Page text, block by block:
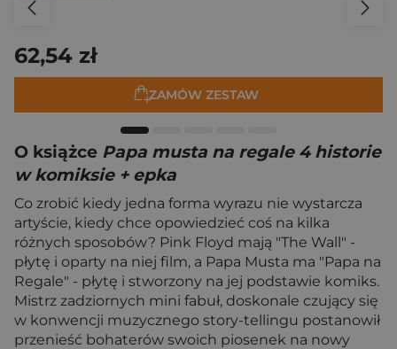
62,54 zł
ZAMÓW ZESTAW
O książce Papa musta na regale 4 historie
w komiksie + epka
Co zrobić kiedy jedna forma wyrazu nie wystarcza
artyście, kiedy chce opowiedzieć coś na kilka
różnych sposobów? Pink Floyd mają "The Wall" -
płytę i oparty na niej film, a Papa Musta ma "Papa na
Regale" - płytę i stworzony na jej podstawie komiks.
Mistrz zadziornych mini fabuł, doskonale czujący się
w konwencji muzycznego story-tellingu postanowił
przenieść bohaterów swoich piosenek na nowy